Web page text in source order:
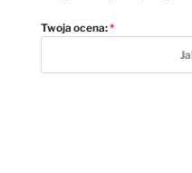
Twoja ocena:
5 stars